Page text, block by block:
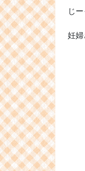
じ
妊婦